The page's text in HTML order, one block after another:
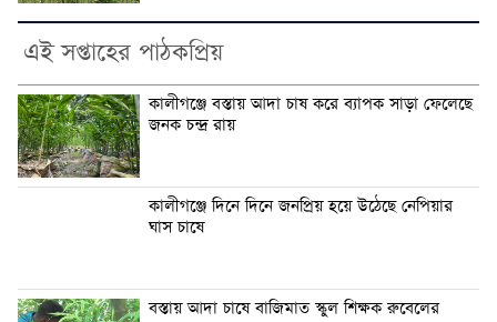
এই সপ্তাহের পাঠকপ্রিয়
কালীগঞ্জে বস্তায় আদা চাষ করে ব্যাপক সাড়া ফেলেছে
জনক চন্দ্র রায়
কালীগঞ্জে দিনে দিনে জনপ্রিয় হয়ে উঠেছে নেপিয়ার
ঘাস চাষে
বস্তায় আদা চাষে বাজিমাত স্কুল শিক্ষক রুবেলের